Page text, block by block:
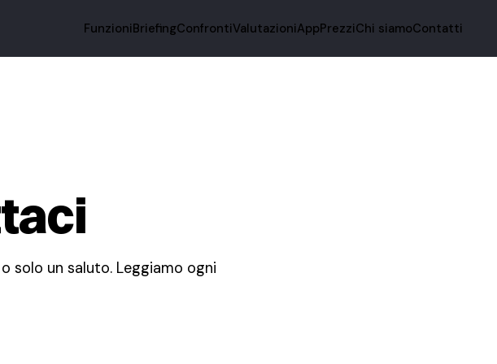
FunzioniBriefingConfrontiValutazioniAppPrezziChi siamoContatti
solo un saluto. Leggiamo ogni